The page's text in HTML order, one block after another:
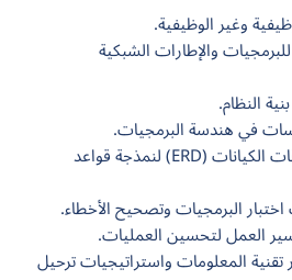
وغير الوظيفية.
للبرمجيات والإطارات الشبكية
النظام.
في هندسة البرمجيات.
تطوير مخططات علاقات الكيانات (ERD) لنمذجة قواعد
البرمجيات وتصحيح الأخطاء.
العمل لتحسين العمليات.
المعلومات واستراتيجيات ترحيل